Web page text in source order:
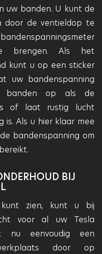
uw banden. U kunt de
door de ventieldop te
Als het
kunt u op een sticker
uw bandenspanning
banden op als de
of laat rustig lucht
Als u hier klaar mee
bandenspanning om
BIJ
zien, kunt u bij
voor al uw Tesla
nu eenvoudig een
door op